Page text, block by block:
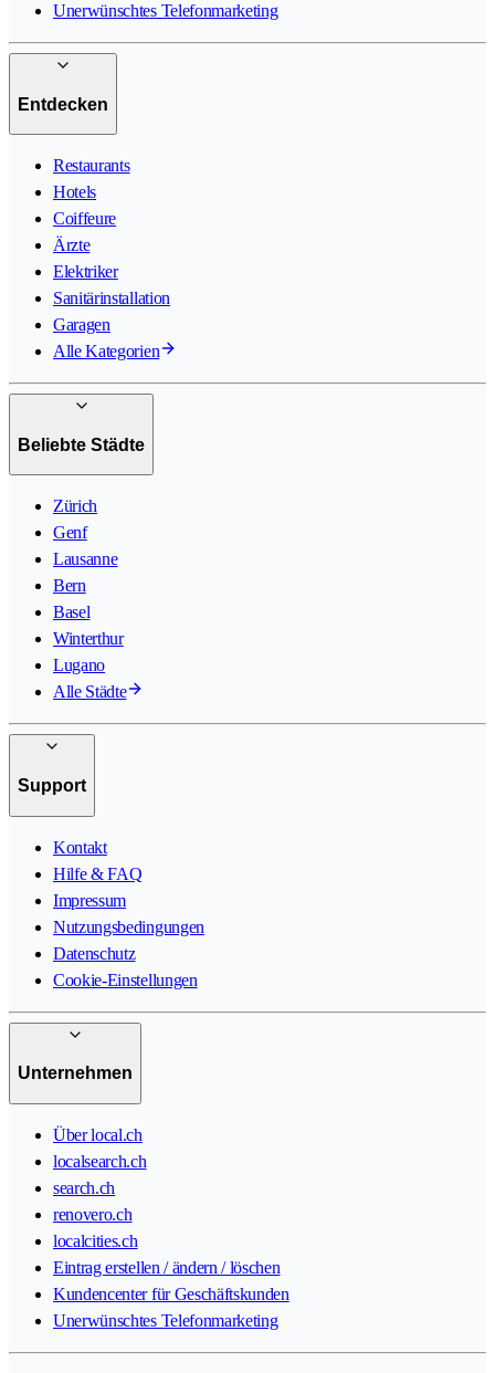
Unerwünschtes Telefonmarketing
Entdecken
Restaurants
Hotels
Coiffeure
Ärzte
Elektriker
Sanitärinstallation
Garagen
Alle Kategorien
Beliebte Städte
Zürich
Genf
Lausanne
Bern
Basel
Winterthur
Lugano
Alle Städte
Support
Kontakt
Hilfe & FAQ
Impressum
Nutzungsbedingungen
Datenschutz
Cookie-Einstellungen
Unternehmen
Über local.ch
localsearch.ch
search.ch
renovero.ch
localcities.ch
Eintrag erstellen / ändern / löschen
Kundencenter für Geschäftskunden
Unerwünschtes Telefonmarketing